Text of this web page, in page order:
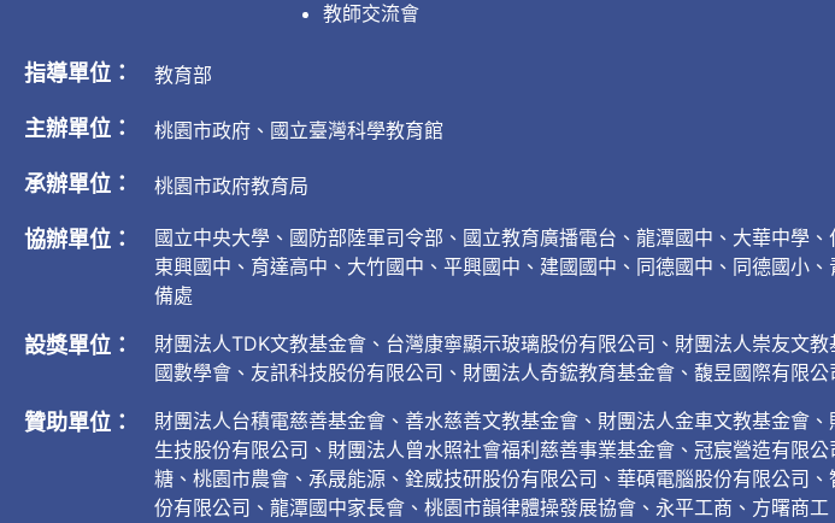
教師交流會
指導單位： 教育部
主辦單位： 桃園市政府、國立臺灣科學教育館
承辦單位： 桃園市政府教育局
協辦單位：
國立中央大學、國防部陸軍司令部、國立教育廣播電台、龍潭國中、大華中學
東興國中、育達高中、大竹國中、平興國中、建國國中、同德國中、同德國小
備處
設獎單位：
財團法人TDK文教基金會、台灣康寧顯示玻璃股份有限公司、財團法人崇友文
國數學會、友訊科技股份有限公司、財團法人奇鋐教育基金會、馥昱國際有限
贊助單位：
財團法人台積電慈善基金會、善水慈善文教基金會、財團法人金車文教基金會
生技股份有限公司、財團法人曾水照社會福利慈善事業基金會、冠宸營造有限
糖、桃園市農會、承晟能源、銓威技研股份有限公司、華碩電腦股份有限公司
份有限公司、龍潭國中家長會、桃園市韻律體操發展協會、永平工商、方曙商